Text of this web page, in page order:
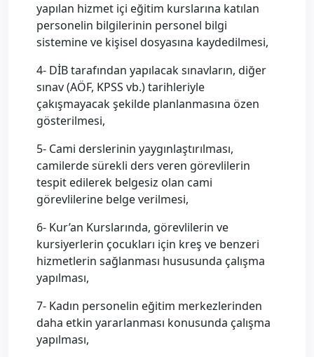
yapılan hizmet içi eğitim kurslarına katılan
personelin bilgilerinin personel bilgi
sistemine ve kişisel dosyasına kaydedilmesi,
4- DİB tarafından yapılacak sınavların, diğer
sınav (AÖF, KPSS vb.) tarihleriyle
çakışmayacak şekilde planlanmasına özen
gösterilmesi,
5- Cami derslerinin yaygınlaştırılması,
camilerde sürekli ders veren görevlilerin
tespit edilerek belgesiz olan cami
görevlilerine belge verilmesi,
6- Kur’an Kurslarında, görevlilerin ve
kursiyerlerin çocukları için kreş ve benzeri
hizmetlerin sağlanması hususunda çalışma
yapılması,
7- Kadın personelin eğitim merkezlerinden
daha etkin yararlanması konusunda çalışma
yapılması,